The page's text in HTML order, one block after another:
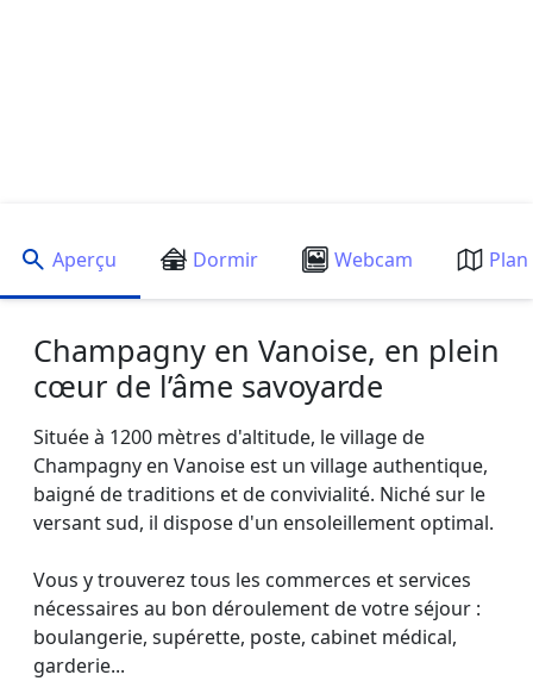
Aperçu Dormir Webcam
Champagny en Vanoise, en plein
cœur de l’âme savoyarde
Située à 1200 mètres d'altitude, le village de
Champagny en Vanoise est un village authentique,
baigné de traditions et de convivialité. Niché sur le
versant sud, il dispose d'un ensoleillement optimal.
Vous y trouverez tous les commerces et services
nécessaires au bon déroulement de votre séjour :
boulangerie, supérette, poste, cabinet médical,
garderie...